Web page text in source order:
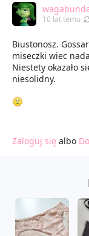
10 lat temu
Biustonosz.
miseczki wiec
Niestety okazało
niesolidny.
Zaloguj się albo